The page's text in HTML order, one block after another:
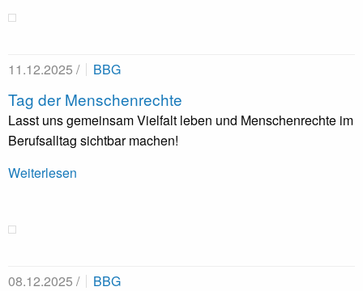
11.12.2025 / BBG
Tag der Menschenrechte
Lasst uns gemeinsam Vielfalt leben und Menschenrechte im
Berufsalltag sichtbar machen!
Weiterlesen
08.12.2025 / BBG